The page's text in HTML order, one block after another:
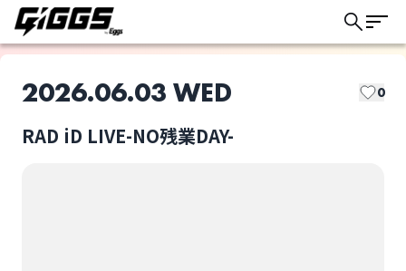
2026.06.03 WED 0
RAD iD LIVE-NO残業DAY-
このライブの取り置きは終了しました